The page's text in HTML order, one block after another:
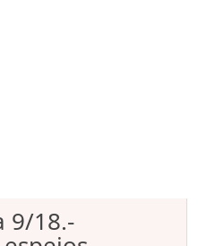
9/18.-